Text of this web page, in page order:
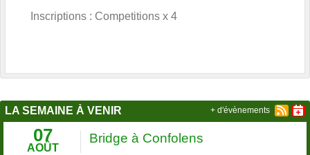
Inscriptions : Competitions x 4
LA SEMAINE À VENIR
07
AOÛT
Bridge à Confolens
+ d'évènements